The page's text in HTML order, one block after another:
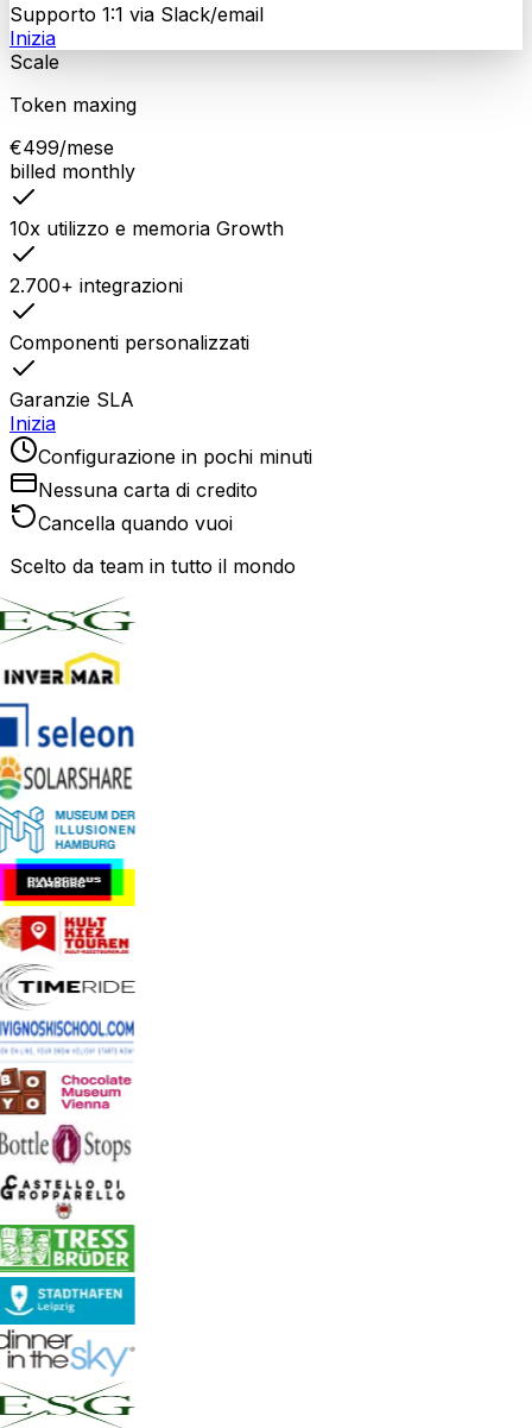
Supporto 1:1 via Slack/email
Inizia
Scale
Token maxing
€499/mese
billed monthly
10x utilizzo e memoria Growth
2.700+ integrazioni
Componenti personalizzati
Garanzie SLA
Inizia
Configurazione in pochi minuti
Nessuna carta di credito
Cancella quando vuoi
Scelto da team in tutto il mondo